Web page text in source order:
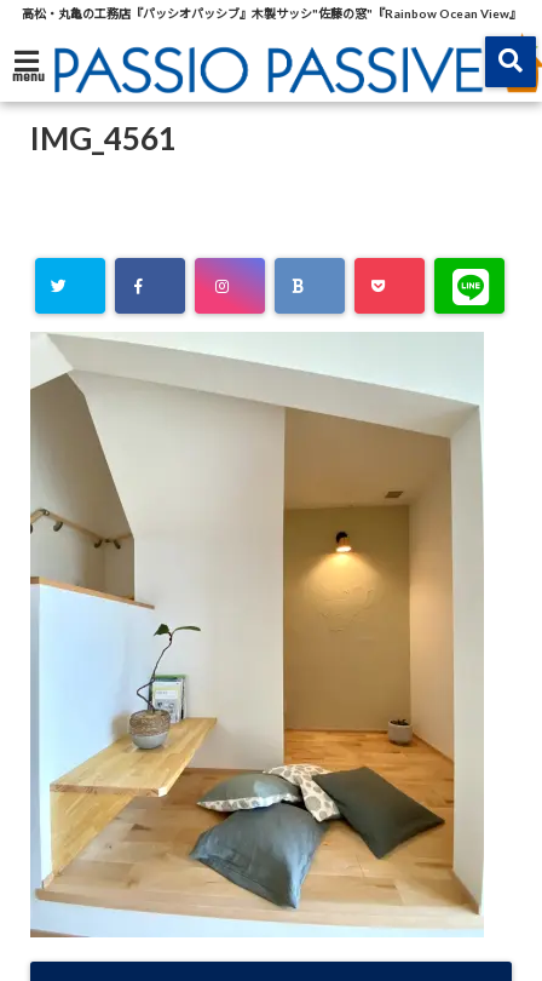
高松・丸亀の工務店『パッシオパッシブ』木製サッシ"佐藤の窓"『Rainbow Ocean View』
menu
IMG_4561